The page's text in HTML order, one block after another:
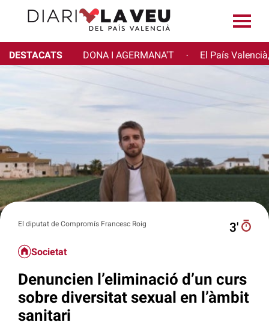
DESTACATS DONA I AGERMANA'T · El País
El diputat de Compromís Francesc Roig 3′
Societat
Denuncien l’eliminació d’un curs
sobre diversitat sexual en l’àmbit
sanitari